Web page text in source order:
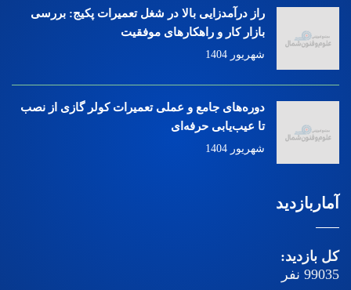
راز درآمدزایی بالا در شغل تعمیرات پکیج: بررسی
بازار کار و راهکارهای موفقیت
شهریور 1404
دوره‌های جامع و عملی تعمیرات کولر گازی از نصب
تا عیب‌یابی حرفه‌ای
شهریور 1404
آماربازدید
کل بازدید:
99035 نفر